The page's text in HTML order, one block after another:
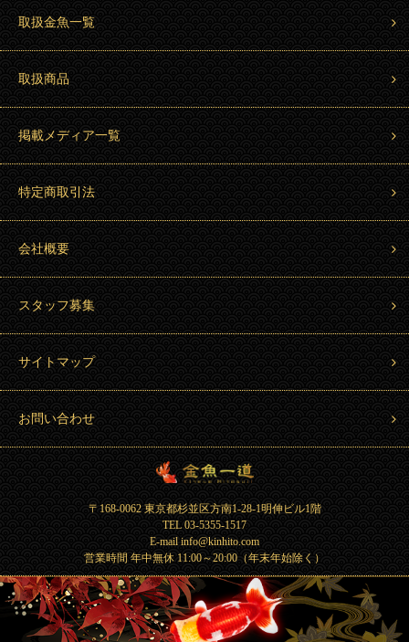
取扱金魚一覧
取扱商品
掲載メディア一覧
特定商取引法
会社概要
スタッフ募集
サイトマップ
お問い合わせ
〒168-0062 東京都杉並区方南1-28-1明伸ビル1階
TEL 03-5355-1517
E-mail info@kinhito.com
営業時間 年中無休 11:00～20:00（年末年始除く）